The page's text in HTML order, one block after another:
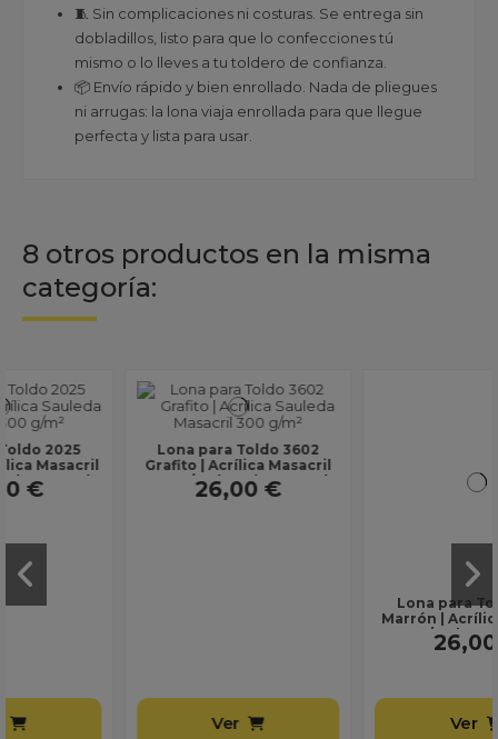
🧵 Sin complicaciones ni costuras. Se entrega sin
dobladillos, listo para que lo confecciones tú
mismo o lo lleves a tu toldero de confianza.
📦 Envío rápido y bien enrollado. Nada de pliegues
ni arrugas: la lona viaja enrollada para que llegue
perfecta y lista para usar.
8 otros productos en la misma
categoría:
Lona para Toldo 3602
Grafito | Acrílica Masacril
300 g/m² | Ancho 1,20 m |
Lona para Toldo 2146
Marrón | Acrílica Masacril
300 g/m² | Ancho 1,20 m |